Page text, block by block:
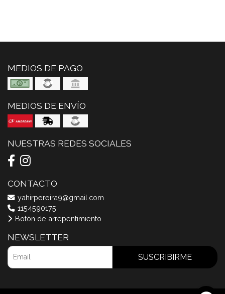
MEDIOS DE PAGO
MEDIOS DE ENVÍO
NUESTRAS REDES SOCIALES
CONTACTO
yahirpereira9@gmail.com
1154590175
Botón de arrepentimiento
NEWSLETTER
SUSCRIBIRME